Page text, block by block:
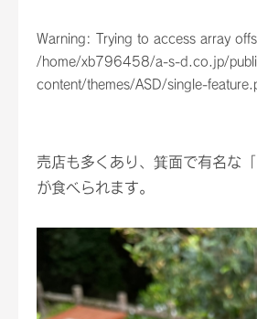
Warning : Trying to access array
/home/xb796458/a-s-d.co.jp/
content/themes/ASD/single-
売店も多くあり、箕面で有名な「
が食べられます。